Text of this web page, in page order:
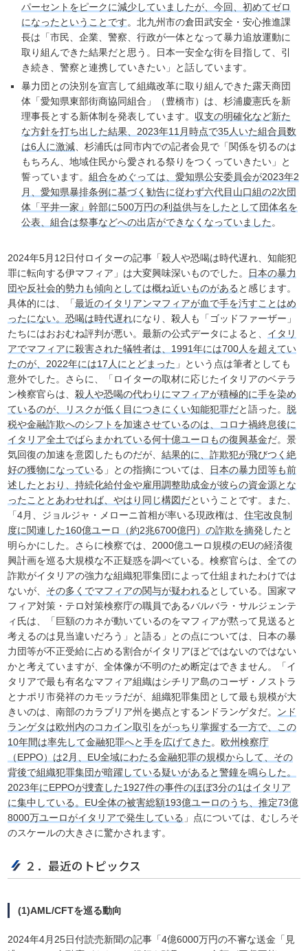
パーセントをピークに減少していましたが、今回、初めてゼロ
になったということです。北九州市の倉田武安全・安心推進課
長は「市民、企業、警察、行政が一体となって暴力追放運動に
取り組んできた結果だと思う。日本一安全な街を目指して、引
き続き、警察と連携していきたい」と話しています。
暴力団との決別を宣言して組織改革に取り組んできた露天商団
体「愛知県東部街商協同組合」（豊橋市）は、杉浦慶憲氏を新
理事長とする新体制を発表しています。 収支の明確化など新た
な方針を打ち出した結果、2023年11月時点で35人いた組合員数
は6人に激減 、杉浦氏は同市内での記者会見で「関係を切るのは
もちろん、地域住民から愛される祭りをつくっていきたい」と
誓っています。組合をめぐっては、愛知県公安委員会が2023年2
月、愛知県暴排条例に基づく勧告に従わず六代目山口組の2次団
体「平井一家」幹部に500万円の利益供与をしたとして団体名を
公表、組合は祭事などへの出店ができなくなっていました 。
2024年5月12日付ロイターの記事「殺人や恐喝は時代遅れ、知能犯
罪に転向する伊マフィア」は大変興味深いものでした。
日本の暴力
団や反社会的勢力も傾向としては概ね近いものがある と感じます。
具体的には、「最近のイタリアンマフィアが血で手を汚すことはめ
ったにない。恐喝は時代遅れになり、殺人も「ゴッドファーザー」
たちにはおおむね評判が悪い。最新の公式データによると、 イタリ
アでマフィアに殺害された犠牲者は、1991年には700人を超えてい
たのが、2022年には17人にとどまった 」という点は筆者としても
意外でした。さらに、「ロイターの取材に応じたイタリアのベテラ
ン検察官らは、殺人や恐喝の代わりにマフィアが積極的に手を染め
ているのが、リスクが低く目につきにくい知能犯罪だと語った。 脱
税や金融詐欺へのシフトを加速させているのは、コロナ禍終息後に
イタリア全土でばらまかれている何十億ユーロもの復興基金だ。景
気回復の加速を意図したものだが、結果的に、詐欺犯が飛びつく絶
好の獲物になっている」との指摘については、
日本の暴力団等も前
述したとおり、持続化給付金や雇用調整助成金が彼らの資金源とな
ったこととあわせれば、やはり同じ構図だということです。また、
「4月、ジョルジャ・メローニ首相が率いる現政権は、住宅改良制
度に関連した160億ユーロ（約2兆6700億円）の詐欺を摘発 したと
明らかにした。さらに検察では、2000億ユーロ規模のEUの経済復
興計画を巡る大規模な不正疑惑を調べている。検察官らは、全ての
詐欺がイタリアの強力な組織犯罪集団によって仕組まれたわけでは
ないが、 その多くでマフィアの関与が疑われる としている。国家マ
フィア対策・テロ対策検察庁の職員であるバルバラ・サルジェンテ
ィ氏は、「巨額のカネが動いているのをマフィアが黙って見送ると
考えるのは見当違いだろう」と語る」との点については、日本の暴
力団等が不正受給に占める割合がイタリアほどではないのではない
かと考えていますが、全体像が不明のため断定はできません。「イ
タリアで最も有名なマフィア組織はシチリア島のコーザ・ノストラ
とナポリ市発祥のカモッラだが、組織犯罪集団として最も規模が大
きいのは、南部のカラブリア州を拠点とするンドランゲタだ。
ンド
ランゲタは欧州内のコカイン取引をがっちり掌握する一方で、この
10年間は率先して金融犯罪へと手を広げてきた 。欧州検察庁
（EPPO）は2月、EU全域にわたる金融犯罪の規模からして、その
背後で組織犯罪集団が暗躍している疑いがあると警鐘を鳴らした。
2023年にEPPOが捜査した1927件の事件のほぼ3分の1はイタリア
に集中している。EU全体の被害総額193億ユーロのうち、推定73億
8000万ユーロがイタリアで発生している 」点については、むしろそ
のスケールの大きさに驚かされます。
２．最近のトピックス
(1)AML/CFTを巡る動向
2024年4月25日付読売新聞の記事「4億6000万円の不審な送金「見